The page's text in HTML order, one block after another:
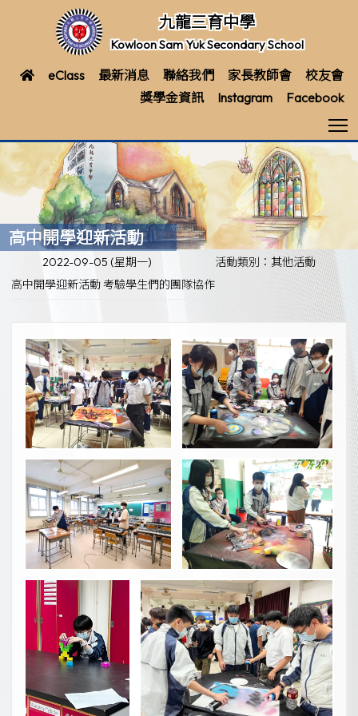
九龍三育中學
Kowloon Sam Yuk Secondary School
eClass 最新消息 聯絡我們 家長教師會
校友會
獎學金資訊
Instagram Facebook
高中開學迎新活動
2022-09-05 (星期一)
活動類別：其他活動
高中開學迎新活動 考驗學生們的團隊協作